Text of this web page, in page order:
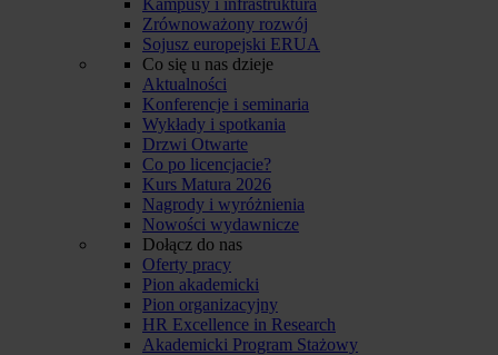
Zrównoważony rozwój
Sojusz europejski ERUA
Co się u nas dzieje
Aktualności
Konferencje i seminaria
Wykłady i spotkania
Drzwi Otwarte
Co po licencjacie?
Kurs Matura 2026
Nagrody i wyróżnienia
Nowości wydawnicze
Dołącz do nas
Oferty pracy
Pion akademicki
Pion organizacyjny
HR Excellence in Research
Akademicki Program Stażowy